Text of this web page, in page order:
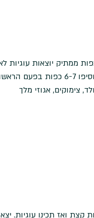
בעדינות את הרטובים. 5 כפות
צימוקים, אגוזי מלך